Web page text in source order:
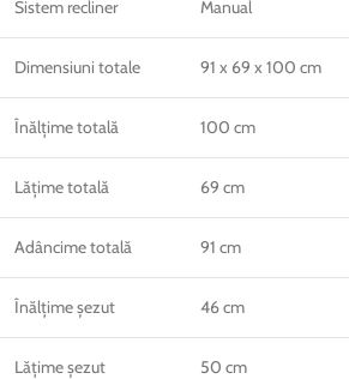
Sistem recliner Manual
Dimensiuni totale 91 x 69 x 100 cm
Înălțime totală 100 cm
Lățime totală 69 cm
Adâncime totală 91 cm
Înălțime șezut 46 cm
Lățime șezut 50 cm